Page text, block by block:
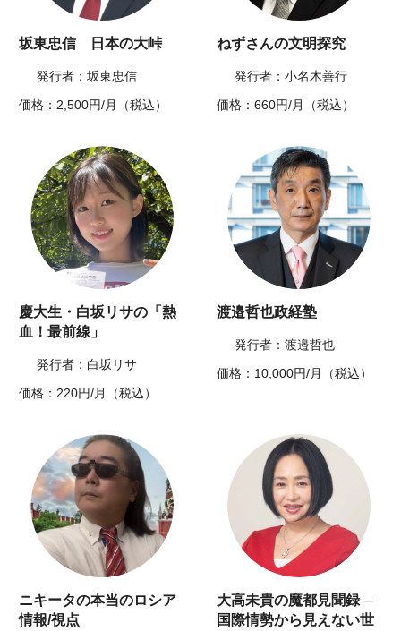
坂東忠信 日本の大峠
発行者：坂東忠信
価格：2,500円/月（税込）
ねずさんの文明探究
発行者：小名木善行
価格：660円/月（税込）
慶大生・白坂リサの「熱
血！最前線」
発行者：白坂リサ
価格：220円/月（税込）
渡邉哲也政経塾
発行者：渡邉哲也
価格：10,000円/月（税込）
ニキータの本当のロシア
情報/視点
大高未貴の魔都見聞録 ─
国際情勢から見えない世